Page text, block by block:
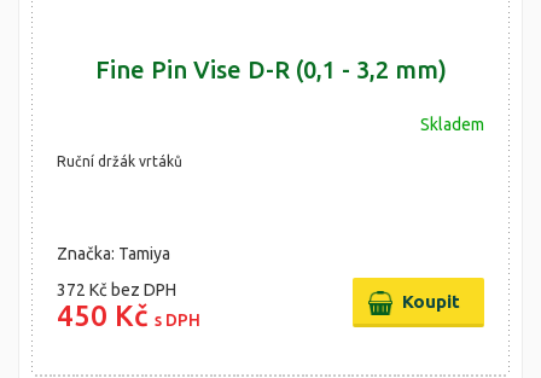
Fine Pin Vise D-R (0,1 - 3,2 mm)
Skladem
Ruční držák vrtáků
Značka: Tamiya
372 Kč bez DPH
450 Kč s DPH